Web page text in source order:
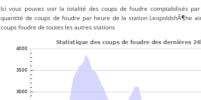
Ici vous pouvez voir la totalité des coups de foudre comptabilisés
quantité de coups de foudre par heure de la station LeopoldshÃ¶he
coups foudre de toutes les autres stations